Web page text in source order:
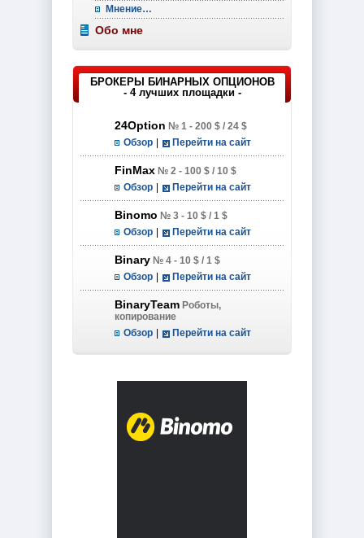
Мнение…
Обо мне
БРОКЕРЫ БИНАРНЫХ ОПЦИОНОВ
- 4 лучших площадки -
24Option № 1 - 200 $ / 24 $
Обзор Перейти на сайт
FinMax № 2 - 100 $ / 10 $
Обзор Перейти на сайт
Binomo № 3 - 10 $ / 1 $
Обзор Перейти на сайт
Binary № 4 - 10 $ / 1 $
Обзор Перейти на сайт
BinaryTeam Роботы,
копирование
Обзор Перейти на сайт